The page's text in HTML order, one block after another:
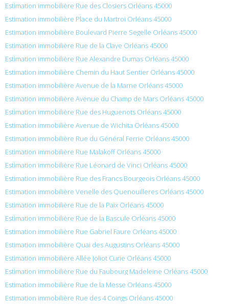
Estimation immobilière Rue des Closiers Orléans 45000
Estimation immobilière Place du Martroi Orléans 45000
Estimation immobilière Boulevard Pierre Segelle Orléans 45000
Estimation immobilière Rue de la Claye Orléans 45000
Estimation immobilière Rue Alexandre Dumas Orléans 45000
Estimation immobilière Chemin du Haut Sentier Orléans 45000
Estimation immobilière Avenue de la Marne Orléans 45000
Estimation immobilière Avenue du Champ de Mars Orléans 45000
Estimation immobilière Rue des Huguenots Orléans 45000
Estimation immobilière Avenue de Wichita Orléans 45000
Estimation immobilière Rue du Général Ferrie Orléans 45000
Estimation immobilière Rue Malakoff Orléans 45000
Estimation immobilière Rue Léonard de Vinci Orléans 45000
Estimation immobilière Rue des Francs Bourgeois Orléans 45000
Estimation immobilière Venelle des Quenouilleres Orléans 45000
Estimation immobilière Rue de la Paix Orléans 45000
Estimation immobilière Rue de la Bascule Orléans 45000
Estimation immobilière Rue Gabriel Faure Orléans 45000
Estimation immobilière Quai des Augustins Orléans 45000
Estimation immobilière Allée Joliot Curie Orléans 45000
Estimation immobilière Rue du Faubourg Madeleine Orléans 45000
Estimation immobilière Rue de la Messe Orléans 45000
Estimation immobilière Rue des 4 Coings Orléans 45000